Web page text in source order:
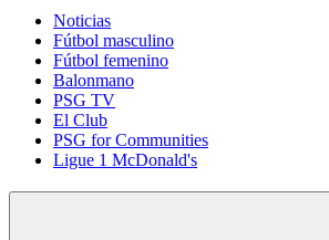
Noticias
Fútbol masculino
Fútbol femenino
Balonmano
PSG TV
El Club
PSG for Communities
Ligue 1 McDonald's